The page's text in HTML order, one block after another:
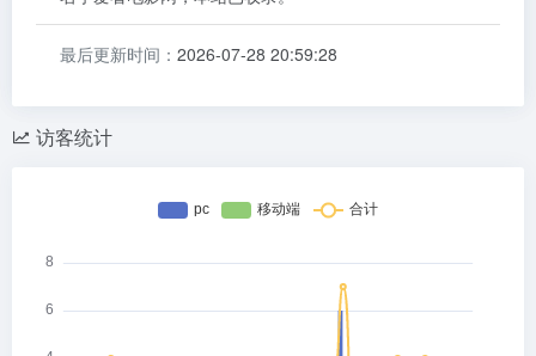
最后更新时间： 2026-07-28 20:59:28
访客统计